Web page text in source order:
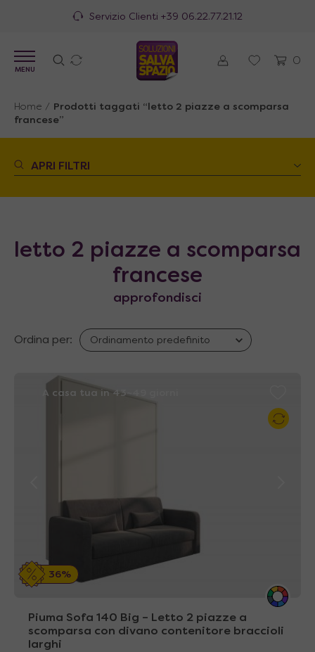
Servizio Clienti +39 06.22.77.21.12
0
MENU
Home /
Prodotti taggati “letto 2 piazze a scomparsa
francese”
APRI FILTRI
letto 2 piazze a scomparsa
francese
approfondisci
Ordina per:
A casa tua in 43~49 giorni
36%
Piuma Sofa 140 Big – Letto 2 piazze a
scomparsa con divano contenitore braccioli
larghi